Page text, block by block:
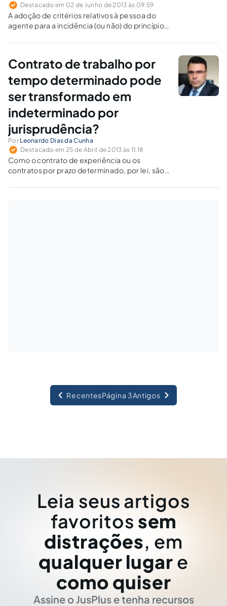
Destacado em 02 de Junho de 2013 às 09:59
A adoção de critérios relativos à pessoa do
agente para a incidência (ou não) do princípio
Direito Penal do Autor em detrimento ao
Contrato de trabalho por
tempo determinado pode
ser transformado em
indeterminado por
jurisprudência?
Por Leonardo Dias da Cunha
Destacado em 25 de Abril de 2013 às 11:18
Como o contrato de experiência ou os
contratos por prazo determinado, por lei, são
em contrato por tempo indeterminado, não
RecentesPágina 3Antigos
Leia seus artigos
favoritos sem
distrações, em
qualquer lugar e
como quiser
Assine o JusPlus e tenha recursos